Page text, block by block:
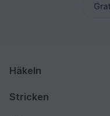
Häkeln
Stricken